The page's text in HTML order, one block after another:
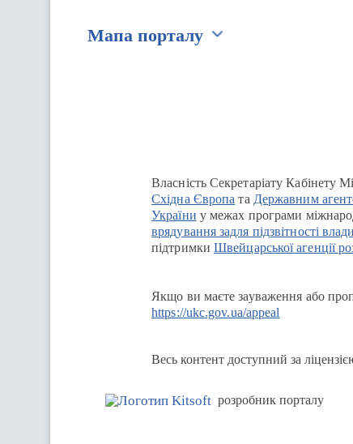
Мапа порталу
Власність Секретаріату Кабінету
Східна Європа та Державним
України у межах програми
врядування задля підзвітності
підтримки Швейцарської агенції
Якщо ви маєте зауваження або
https://ukc.gov.ua/appeal
Весь контент доступний за
розробник порталу